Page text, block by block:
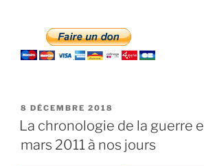
PUBLIÉ
LE
8 DÉCEMBRE 2018
La chronologie de la guerre
mars 2011 à nos jours